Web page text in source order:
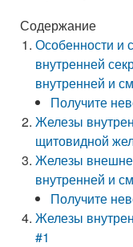
Содержание
Особенности и
внутренней
внутренней и
Получите
Железы
щитовидной
Железы
внутренней и
Получите
Железы
#1